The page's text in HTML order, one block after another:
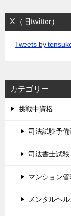
X（旧twitter）
Tweets by
カテゴリー
挑戦中資格
司法試験予備
司法書士試験
マンション
メンタルヘ